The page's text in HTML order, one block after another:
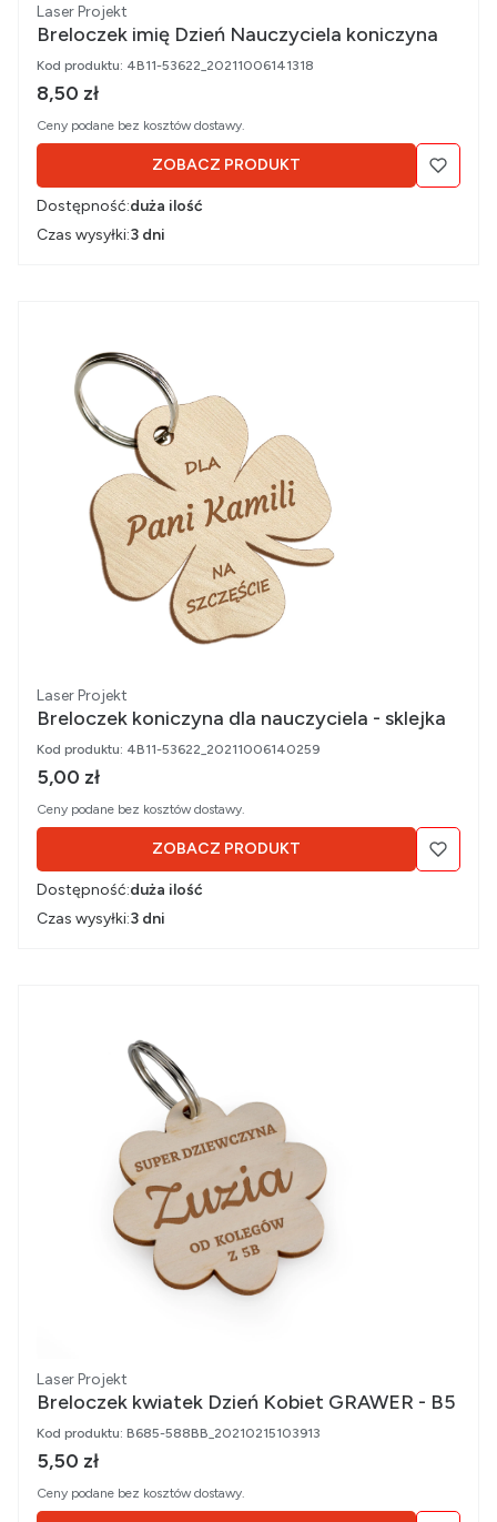
Producent
Laser Projekt
Breloczek imię Dzień Nauczyciela koniczyna
Kod produktu: 4B11-53622_20211006141318
Cena brutto
8,50 zł
Ceny podane bez kosztów dostawy.
ZOBACZ PRODUKT
Dostępność:duża ilość
Czas wysyłki:3 dni
Producent
Laser Projekt
Breloczek koniczyna dla nauczyciela - sklejka
Kod produktu: 4B11-53622_20211006140259
Cena brutto
5,00 zł
Ceny podane bez kosztów dostawy.
ZOBACZ PRODUKT
Dostępność:duża ilość
Czas wysyłki:3 dni
Producent
Laser Projekt
Breloczek kwiatek Dzień Kobiet GRAWER - B5
Kod produktu: B685-588BB_20210215103913
Cena brutto
5,50 zł
Ceny podane bez kosztów dostawy.